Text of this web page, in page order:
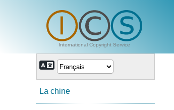
International Copyright Service
La chine